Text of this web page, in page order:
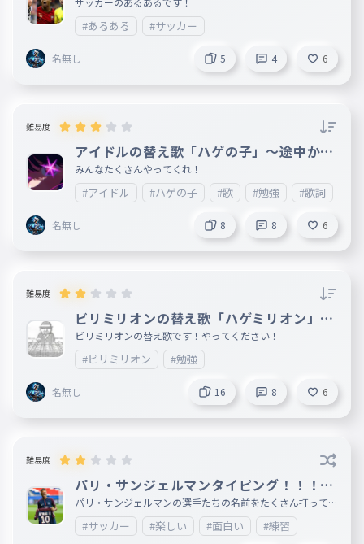
#あるある #サッカー
名無し 5 4 6
難易度
アイドルの替え歌「ハゲの子」〜途中から
〜
みんなたくさんやってくれ！
#アイドル #ハゲの子 #歌 #勉強 #歌詞
名無し 8 8 6
難易度
ビリミリオンの替え歌「ハゲミリオン」で
す！
ビリミリオンの替え歌です！やってください！
#ビリミリオン #勉強
名無し 16 8 6
難易度
パリ・サンジェルマンタイピング！！！！
！
パリ・サンジェルマンの選手たちの名前をたくさん打ってく
だい
#サッカー #楽しい #面白い #練習